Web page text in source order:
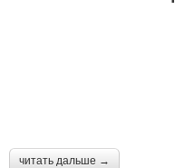
читать дальше →